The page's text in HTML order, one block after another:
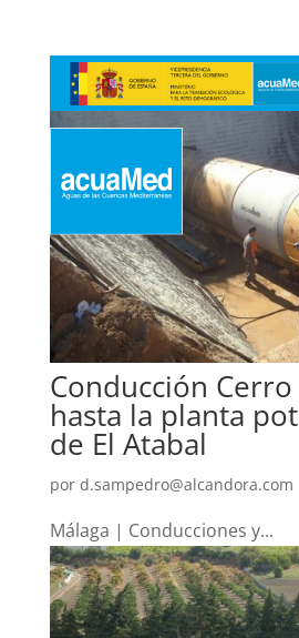
Conducción
hasta la planta
de El Atabal
por d.sampedro@alcandora.com
Málaga | Conducciones y...